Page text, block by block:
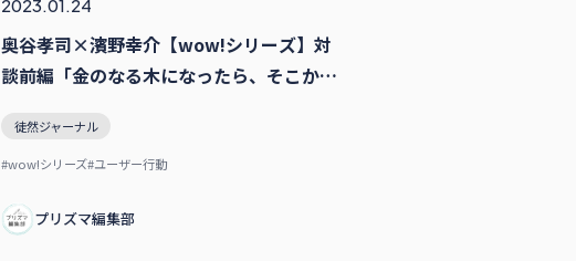
2023.01.24
奥谷孝司×濱野幸介【wow!シリーズ】対
談前編「金のなる木になったら、そこから
うか」
徒然ジャーナル
#wow!シリーズ#ユーザー行動
プリズマ編集部